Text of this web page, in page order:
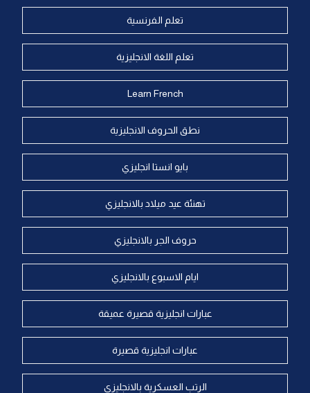
تعلم الفرنسية
تعلم اللغة الانجليزية
Learn French
نطق الحروف الانجليزية
بايو انستا انجليزي
تهنئة عيد ميلاد بالانجليزي
حروف الجر بالانجليزي
ايام الاسبوع بالانجليزي
عبارات انجليزية قصيرة عميقة
عبارات انجليزية قصيرة
الرتب العسكرية بالانجليزي